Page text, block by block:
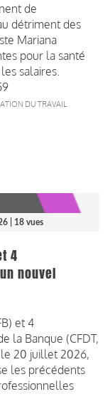
de
détriment des
Mariana
pour la santé
salaires.
DU TRAVAIL
| 18 vues
4
nouvel
et 4
la Banque (CFDT,
le 20 juillet 2026,
les précédents